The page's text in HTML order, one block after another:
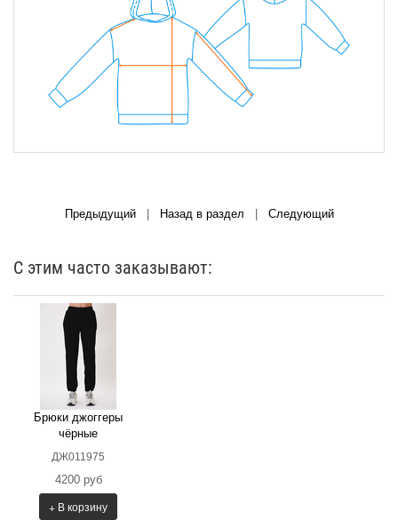
Предыдущий| Назад в раздел Следующий
С этим часто заказывают:
Брюки джоггеры
чёрные
ДЖ011975
4200 руб
+ В корзину